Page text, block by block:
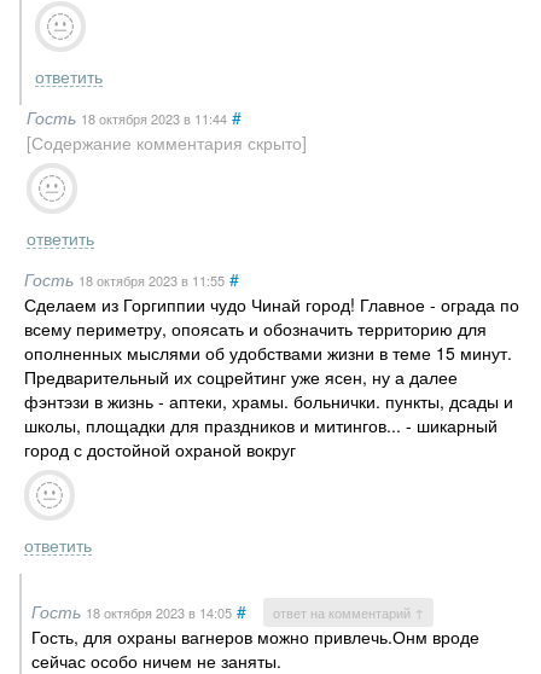
ответить
Гость 18 октября 2023в 11:44 #
[Содержание комментария скрыто]
ответить
Гость 18 октября 2023в 11:55 #
Сделаем из Горгиппии чудо Чинай город! Главное - ограда по
всему периметру, опоясать и обозначить территорию для
ополненных мыслями об удобствами жизни в теме 15 минут.
Предварительный их соцрейтинг уже ясен, ну а далее
фэнтэзи в жизнь - аптеки, храмы. больнички. пункты, дсады и
школы, площадки для праздников и митингов... - шикарный
город с достойной охраной вокруг
ответить
Гость 18 октября 2023в 14:05 # ответ на комментарий ↑
Гость, для охраны вагнеров можно привлечь.Онм вроде
сейчас особо ничем не заняты.